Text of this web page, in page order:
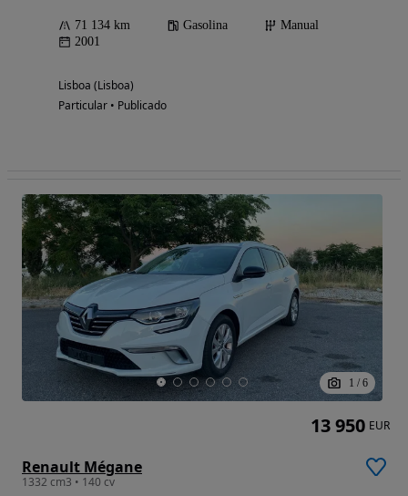
71 134 km Gasolina
Manual
2001
Lisboa (Lisboa)
Particular • Publicado
1 / 6
Renault Mégane
1332 cm3 • 140 cv
13 950 EUR